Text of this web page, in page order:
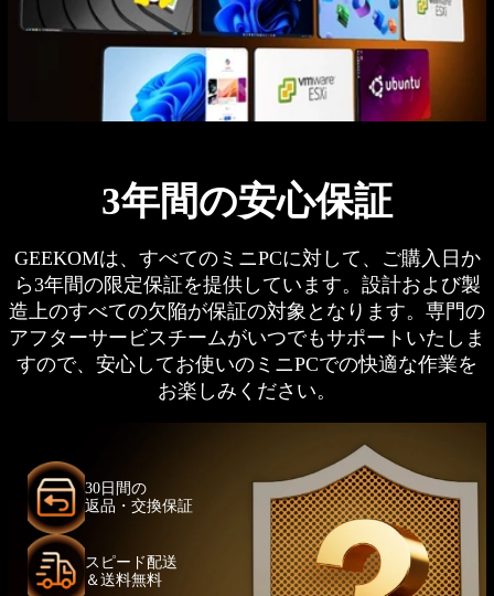
3年間の安心保証
GEEKOMは、すべてのミニPCに対して、ご購入日か
ら3年間の限定保証を提供しています。設計および製
造上のすべての欠陥が保証の対象となります。専門の
アフターサービスチームがいつでもサポートいたしま
すので、安心してお使いのミニPCでの快適な作業を
お楽しみください。
30日間の
返品・交換保証
スピード配送
＆送料無料